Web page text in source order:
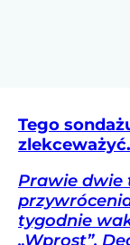
Tego
Prawie dwie
tygodnie
„Wprost”.